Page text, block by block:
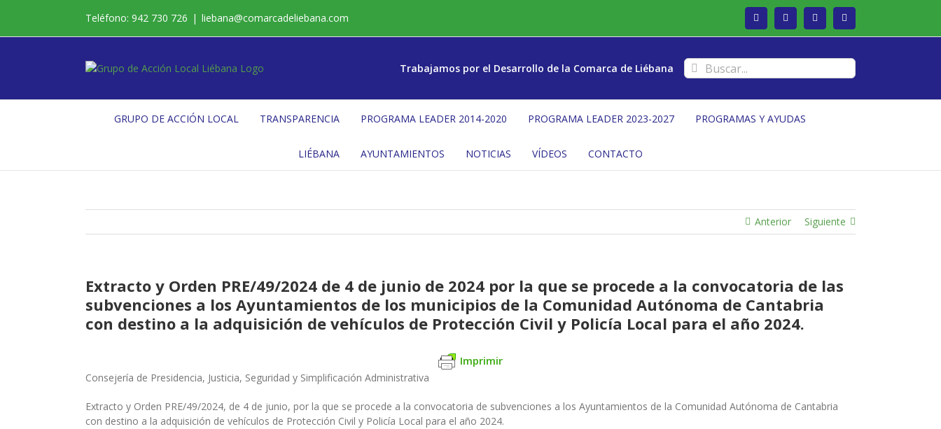
contenido
Teléfono: 942 730 726 | liebana@comarcadeliebana.com Facebook Twitter Instagram
Trabajamos por el Desarrollo de la Comarca de Liébana Buscar:
GRUPO DE ACCIÓN LOCAL TRANSPARENCIA PROGRAMA LEADER 2014-2020 PROGRAMA LEADER 2023-2027 PROGRAMAS Y AYUDAS
LIÉBANA AYUNTAMIENTOS NOTICIAS VÍDEOS CONTACTO
Anterior Siguiente
Extracto y Orden PRE/49/2024 de 4 de junio de 2024 por la que se procede a la convocatoria de las
subvenciones a los Ayuntamientos de los municipios de la Comunidad Autónoma de Cantabria
con destino a la adquisición de vehículos de Protección Civil y Policía Local para el año 2024.
Imprimir
Consejería de Presidencia, Justicia, Seguridad y Simplificación Administrativa
Extracto y Orden PRE/49/2024, de 4 de junio, por la que se procede a la convocatoria de subvenciones a los Ayuntamientos de la Comunidad Autónoma de Cantabria
con destino a la adquisición de vehículos de Protección Civil y Policía Local para el año 2024.